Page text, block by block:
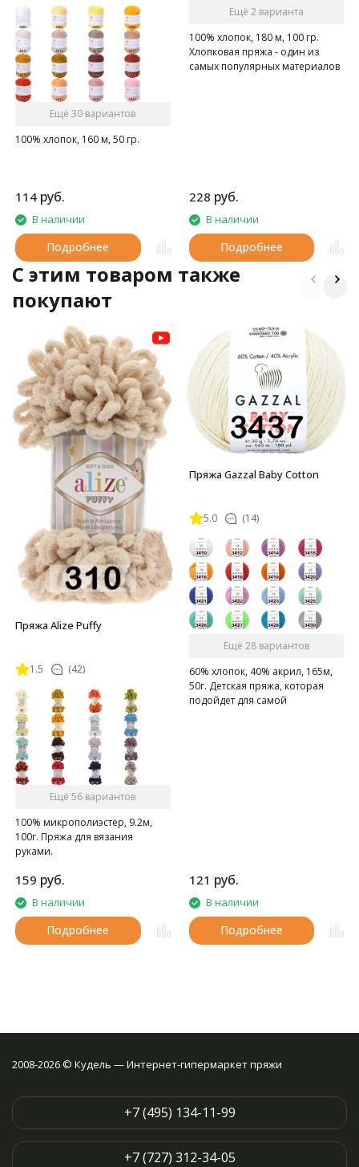
Ещё 30 вариантов
100% хлопок, 160 м, 50 гр.
114 руб.
В наличии
Подробнее
Ещё 2 варианта
100% хлопок, 180 м, 100 гр.
Хлопковая пряжа - один из
самых популярных материалов
228 руб.
В наличии
Подробнее
C этим товаром также
покупают
Пряжа Alize Puffy
1.5 (42)
Ещё 56 вариантов
100% микрополиэстер, 9.2м,
100г. Пряжа для вязания
руками.
159 руб.
В наличии
Подробнее
Пряжа Gazzal Baby Cotton
5.0 (14)
Ещё 28 вариантов
60% хлопок, 40% акрил, 165м,
50г. Детская пряжа, которая
подойдет для самой
121 руб.
В наличии
Подробнее
2008-2026 © Кудель — Интернет-гипермаркет пряжи
+7 (495) 134-11-99
+7 (727) 312-34-05